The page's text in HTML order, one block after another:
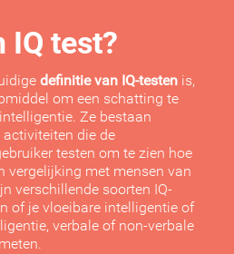
IQ test?
definitie van IQ-testen is,
om een schatting te
Ze bestaan
activiteiten die de
testen om te zien hoe
vergelijking met mensen van
verschillende soorten IQ-
of je vloeibare intelligentie of
verbale of non-verbale